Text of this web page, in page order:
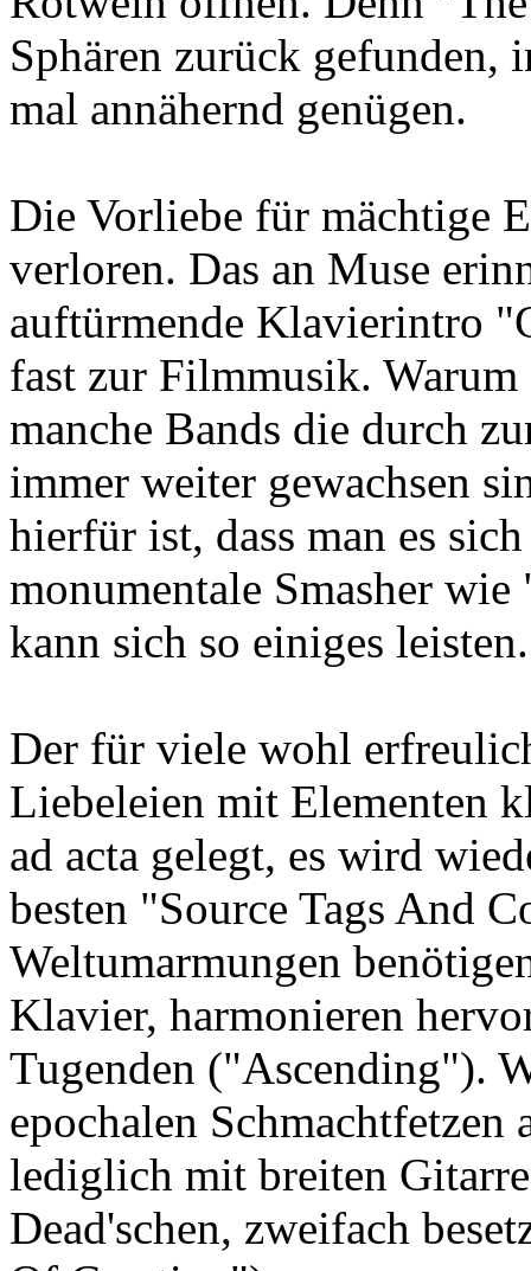
Sphären zurück
mal annähernd genügen.
Die Vorliebe für mächtige
verloren. Das an Muse
auftürmende Klavierintro
fast zur Filmmusik. Warum
manche Bands die durch
immer weiter gewachsen
hierfür ist, dass man es
monumentale Smasher
kann sich so einiges leisten.
Der für viele wohl
Liebeleien mit Elementen
ad acta gelegt, es wird
besten "Source Tags And
Weltumarmungen
Klavier, harmonieren
Tugenden ("Ascending").
epochalen
lediglich mit breiten
Dead'schen, zweifach